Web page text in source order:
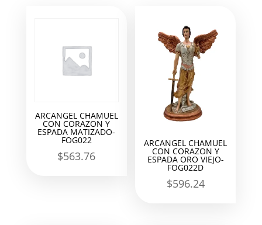
ARCANGEL CHAMUEL
CON CORAZON Y
ESPADA MATIZADO-
FOG022
$563.76
ARCANGEL CHAMUEL
CON CORAZON Y
ESPADA ORO VIEJO-
FOG022D
$596.24